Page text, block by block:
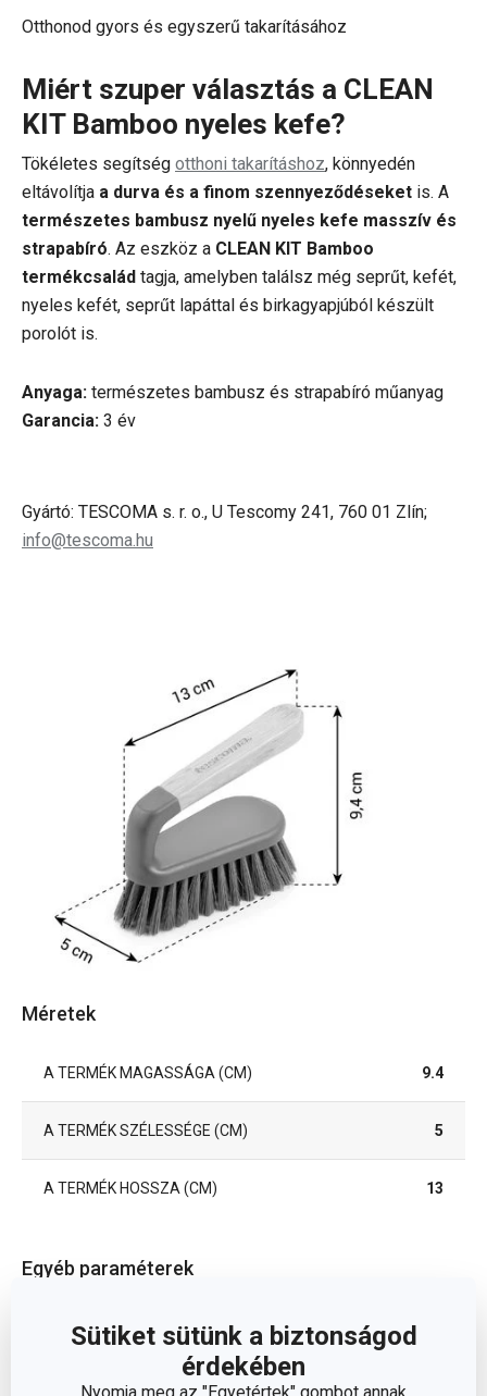
Sütiket sütünk a biztonságod
érdekében
Otthonod gyors és egyszerű takarításához
Miért szuper választás a CLEAN
KIT Bamboo nyeles kefe?
Tökéletes segítség otthoni takarításhoz, könnyedén
eltávolítja a durva és a finom szennyeződéseket is. A
természetes bambusz nyelű nyeles kefe masszív és
strapabíró. Az eszköz a CLEAN KIT Bamboo
termékcsalád tagja, amelyben találsz még seprűt, kefét,
nyeles kefét, seprűt lapáttal és birkagyapjúból készült
porolót is.
Anyaga: természetes bambusz és strapabíró műanyag
Garancia: 3 év
Gyártó: TESCOMA s. r. o., U Tescomy 241, 760 01 Zlín;
info@tescoma.hu
Méretek
A TERMÉK MAGASSÁGA (CM) 9.4
A TERMÉK SZÉLESSÉGE (CM) 5
A TERMÉK HOSSZA (CM) 13
Egyéb paraméterek
ANYAG
bambusz,
műanyag